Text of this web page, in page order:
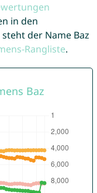
in den
der Name Baz
Rangliste.